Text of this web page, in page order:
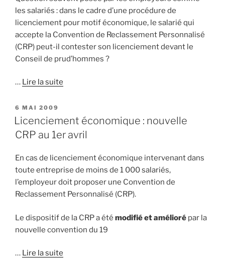
les salariés : dans le cadre d’une procédure de
licenciement pour motif économique, le salarié qui
accepte la Convention de Reclassement Personnalisé
(CRP) peut-il contester son licenciement devant le
Conseil de prud’hommes ?
… Lire la suite
PUBLIÉ
LE
6 MAI 2009
Licenciement économique : nouvelle
CRP au 1er avril
En cas de licenciement économique intervenant dans
toute entreprise de moins de 1 000 salariés,
l’employeur doit proposer une Convention de
Reclassement Personnalisé (CRP).
Le dispositif de la CRP a été modifié et amélioré par la
nouvelle convention du 19
… Lire la suite